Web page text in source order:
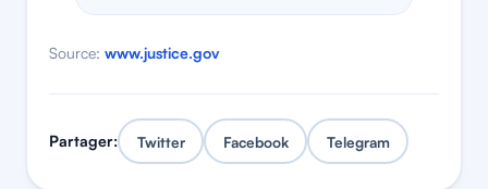
Source: www.justice.gov
Partager: Twitter Facebook Telegram